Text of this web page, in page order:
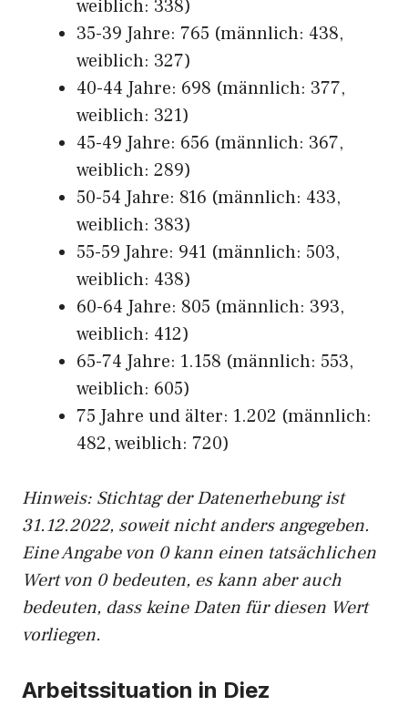
weiblich: 338)
35-39 Jahre: 765 (männlich: 438,
weiblich: 327)
40-44 Jahre: 698 (männlich: 377,
weiblich: 321)
45-49 Jahre: 656 (männlich: 367,
weiblich: 289)
50-54 Jahre: 816 (männlich: 433,
weiblich: 383)
55-59 Jahre: 941 (männlich: 503,
weiblich: 438)
60-64 Jahre: 805 (männlich: 393,
weiblich: 412)
65-74 Jahre: 1.158 (männlich: 553,
weiblich: 605)
75 Jahre und älter: 1.202 (männlich:
482, weiblich: 720)
Hinweis: Stichtag der Datenerhebung ist
31.12.2022, soweit nicht anders angegeben.
Eine Angabe von 0 kann einen tatsächlichen
Wert von 0 bedeuten, es kann aber auch
bedeuten, dass keine Daten für diesen Wert
vorliegen.
Arbeitssituation in Diez